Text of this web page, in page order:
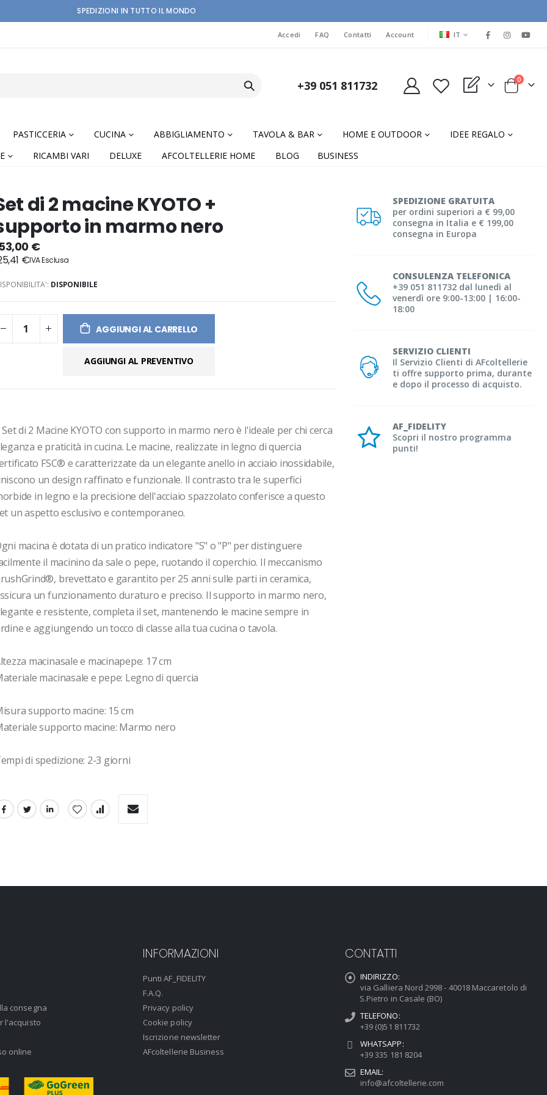
SPEDIZIONI IN TUTTO IL MONDO
Accedi FAQ Contatti Account LINGUA
IT
+39 051 811732 My Quote Cart
0elementi
PASTICCERIA CUCINA ABBIGLIAMENTO TAVOLA & BAR HOME E OUTDOOR
IDEE REGALO
RICAMBI VARI DELUXE AFCOLTELLERIE HOME BLOG BUSINESS
SPEDIZIONE GRATUITA
per ordini superiori a € 99,00
consegna in Italia e € 199,00
consegna in Europa
CONSULENZA TELEFONICA
+39 051 811732 dal lunedì al
venerdì ore 9:00-13:00 | 16:00-
18:00
SERVIZIO CLIENTI
Il Servizio Clienti di AFcoltellerie
ti offre supporto prima, durante
e dopo il processo di acquisto.
AF_FIDELITY
Scopri il nostro programma
punti!
di 2 macine KYOTO +
in marmo nero
€
€
DISPONIBILE
AGGIUNGI AL CARRELLO
AGGIUNGI AL PREVENTIVO
Set di 2 Macine KYOTO con supporto in marmo nero è l'ideale per chi cerca
e praticità in cucina. Le macine, realizzate in legno di quercia
FSC® e caratterizzate da un elegante anello in acciaio inossidabile,
un design raffinato e funzionale. Il contrasto tra le superfici
in legno e la precisione dell'acciaio spazzolato conferisce a questo
un aspetto esclusivo e contemporaneo.
macina è dotata di un pratico indicatore "S" o "P" per distinguere
il macinino da sale o pepe, ruotando il coperchio. Il meccanismo
brevettato e garantito per 25 anni sulle parti in ceramica,
un funzionamento duraturo e preciso. Il supporto in marmo nero,
e resistente, completa il set, mantenendo le macine sempre in
e aggiungendo un tocco di classe alla tua cucina o tavola.
macinasale e macinapepe: 17 cm
macinasale e pepe: Legno di quercia
supporto macine: 15 cm
supporto macine: Marmo nero
di spedizione: 2-3 giorni
consegna
l'acquisto
online
INFORMAZIONI
Punti AF_FIDELITY
F.A.Q.
Privacy policy
Cookie policy
Iscrizione newsletter
AFcoltellerie Business
CONTATTI
INDIRIZZO:
via Galliera Nord 2998 - 40018 Maccaretolo di
S.Pietro in Casale (BO)
TELEFONO:
+39 (0)51 811732
WHATSAPP:
+39 335 181 8204
EMAIL:
info@afcoltellerie.com